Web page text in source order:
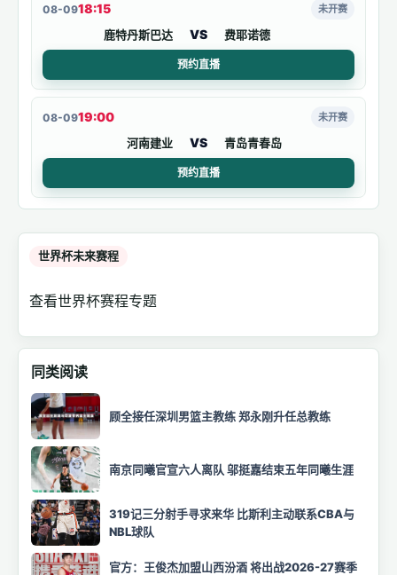
08-0918:15
鹿特丹斯巴达 VS 费耶诺德
未开赛
预约直播
08-0919:00
河南建业 VS 青岛青春岛
未开赛
预约直播
世界杯未来赛程
查看世界杯赛程专题
同类阅读
顾全接任深圳男篮主教练 郑永刚升任总教练
南京同曦官宣六人离队 邬挺嘉结束五年同曦生涯
319记三分射手寻求来华 比斯利主动联系CBA与
NBL球队
官方：王俊杰加盟山西汾酒 将出战2026-27赛季